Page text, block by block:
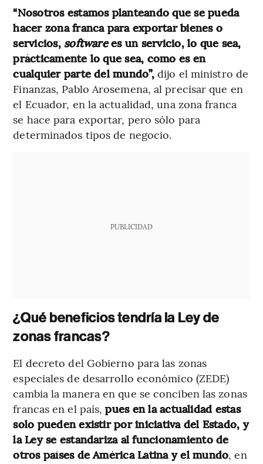
“Nosotros estamos planteando que se pueda
hacer zona franca para exportar bienes o
servicios,softwarees un servicio, lo que sea,
prácticamente lo que sea, como es en
cualquier parte del mundo”,dijo el ministro de
Finanzas, Pablo Arosemena, al precisar que en
el Ecuador, en la actualidad, una zona franca
se hace para exportar, pero sólo para
determinados tipos de negocio.
PUBLICIDAD
¿Qué beneficios tendría la Ley de
zonas francas?
El decreto del Gobierno para las zonas
especiales de desarrollo económico (ZEDE)
cambia la manera en que se conciben las zonas
francas en el país,pues en la actualidad estas
solo pueden existir por iniciativa del Estado, y
la Ley se estandariza al funcionamiento de
otros países de América Latina y el mundo, en